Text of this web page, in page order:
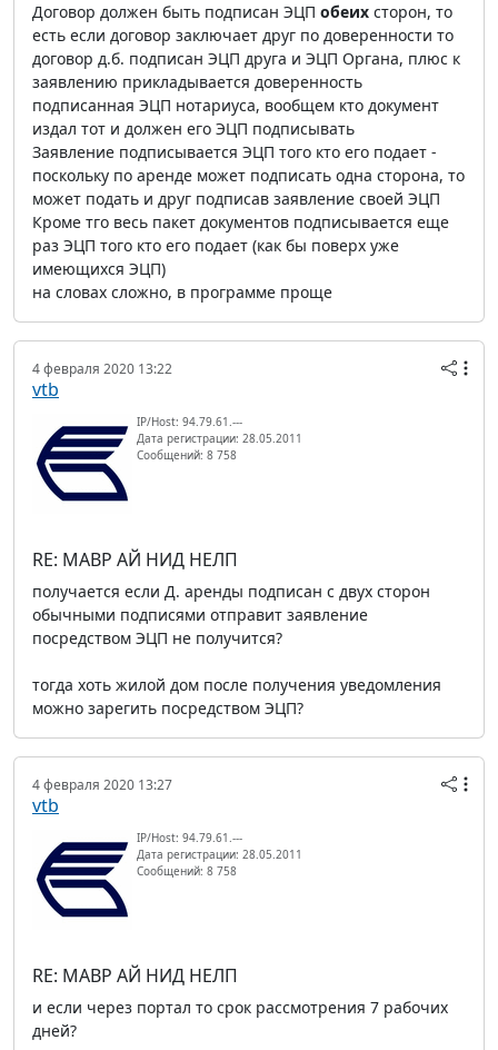
Договор должен быть подписан ЭЦП обеих сторон, то
есть если договор заключает друг по доверенности то
договор д.б. подписан ЭЦП друга и ЭЦП Органа, плюс к
заявлению прикладывается доверенность
подписанная ЭЦП нотариуса, вообщем кто документ
издал тот и должен его ЭЦП подписывать
Заявление подписывается ЭЦП того кто его подает -
поскольку по аренде может подписать одна сторона, то
может подать и друг подписав заявление своей ЭЦП
Кроме тго весь пакет документов подписывается еще
раз ЭЦП того кто его подает (как бы поверх уже
имеющихся ЭЦП)
на словах сложно, в программе проще
4 февраля 2020 13:22
vtb
IP/Host: 94.79.61.---
Дата регистрации: 28.05.2011
Сообщений: 8 758
RE: МАВР АЙ НИД НЕЛП
получается если Д. аренды подписан с двух сторон
обычными подписями отправит заявление
посредством ЭЦП не получится?
тогда хоть жилой дом после получения уведомления
можно зарегить посредством ЭЦП?
4 февраля 2020 13:27
vtb
IP/Host: 94.79.61.---
Дата регистрации: 28.05.2011
Сообщений: 8 758
RE: МАВР АЙ НИД НЕЛП
и если через портал то срок рассмотрения 7 рабочих
дней?